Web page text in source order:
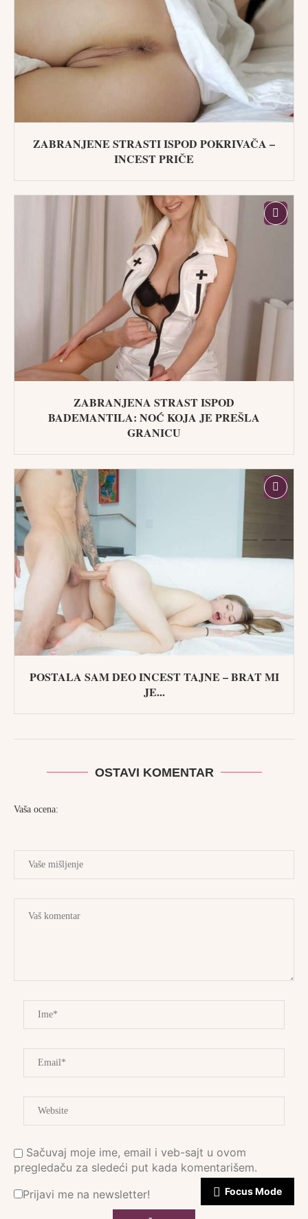
ZABRANJENE STRASTI ISPOD POKRIVAČA –
INCEST PRIČE
ZABRANJENA STRAST ISPOD
BADEMANTILA: NOĆ KOJA JE PREŠLA
GRANICU
POSTALA SAM DEO INCEST TAJNE – BRAT MI
JE...
OSTAVI KOMENTAR
Vaša ocena:
Sačuvaj moje ime, email i veb-sajt u ovom
pregledaču za sledeći put kada komentarišem.
Prijavi me na newsletter!
Focus Mode